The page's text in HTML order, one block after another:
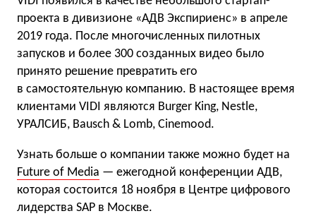
проекта в дивизионе «АДВ Экспириенс» в апреле
2019 года. После многочисленных пилотных
запусков и более 300 созданных видео было
принято решение превратить его
в самостоятельную компанию. В настоящее время
клиентами VIDI являются Burger King, Nestle,
УРАЛСИБ, Bausch & Lomb, Cinemood.
Узнать больше о компании также можно будет на
Future of Media — ежегодной конференции АДВ,
которая состоится 18 ноября в Центре цифрового
лидерства SAP в Москве.